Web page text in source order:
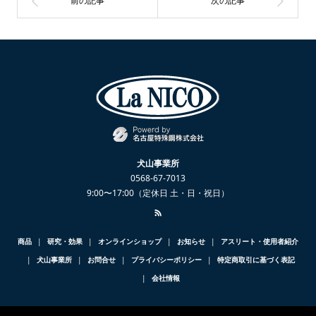
犬山事業所
0568-67-7013
9:00〜17:00（定休日 土・日・祝日）
商品 研究・効果 オンラインショップ お知らせ
アスリート・使用者紹介
犬山事業所
お問合せ プライバシーポリシー
特定商取引に基づく表記
会社情報